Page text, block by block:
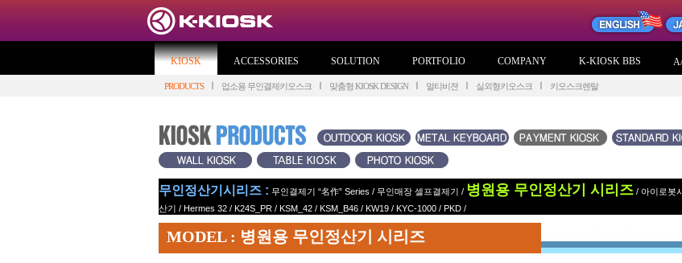
KIOSK ACCESSORIES SOLUTION PORTFOLIO COMPANY K-KIOSK BBS
PRODUCTS 업소용 무인결제키오스크 맞춤형 KIOSK DESIGN 멀티비젼 실외형키오스크 키오스크렌탈
무인정산기시리즈 : 무인결제기 “名作” Series / 무인매장 셀프결제기 / 병원용 무인정산기 시리즈 / 아이로봇
산기 / Hermes 32 / K24S_PR / KSM_42 / KSM_B46 / KW19 / KYC-1000 / PKD /
MODEL : 병원용 무인정산기 시리즈